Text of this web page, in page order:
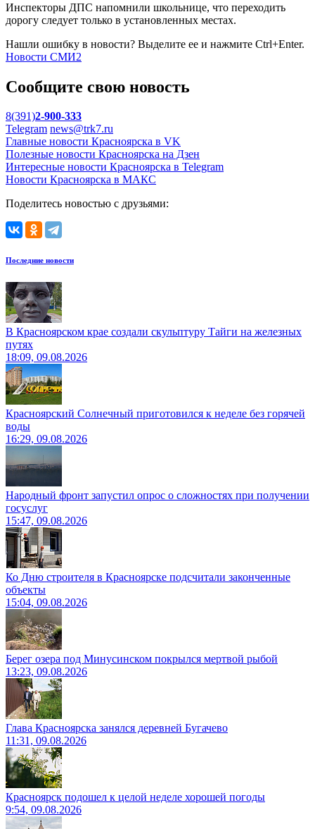
Инспекторы ДПС напомнили школьнице, что переходить
дорогу следует только в установленных местах.
Нашли ошибку в новости? Выделите ее и нажмите Ctrl+Enter.
Новости СМИ2
Сообщите свою новость
8(391)2-900-333
Telegram news@trk7.ru
Главные новости Красноярска в VK
Полезные новости Красноярска на Дзен
Интересные новости Красноярска в Telegram
Новости Красноярска в МАКС
Поделитесь новостью с друзьями:
Последние новости
В Красноярском крае создали скульптуру Тайги на железных
путях
18:09, 09.08.2026
Красноярский Солнечный приготовился к неделе без горячей
воды
16:29, 09.08.2026
Народный фронт запустил опрос о сложностях при получении
госуслуг
15:47, 09.08.2026
Ко Дню строителя в Красноярске подсчитали законченные
объекты
15:04, 09.08.2026
Берег озера под Минусинском покрылся мертвой рыбой
13:23, 09.08.2026
Глава Красноярска занялся деревней Бугачево
11:31, 09.08.2026
Красноярск подошел к целой неделе хорошей погоды
9:54, 09.08.2026